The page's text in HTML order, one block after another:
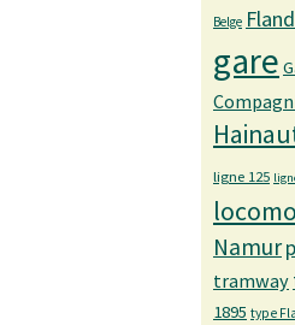
Belge
gare
ligne 125
Namur
tramway
1895 type